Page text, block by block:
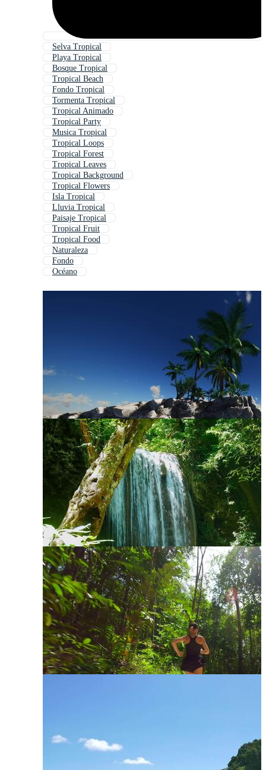
Selva Tropical
Playa Tropical
Bosque Tropical
Tropical Beach
Fondo Tropical
Tormenta Tropical
Tropical Animado
Tropical Party
Musica Tropical
Tropical Loops
Tropical Forest
Tropical Leaves
Tropical Background
Tropical Flowers
Isla Tropical
Lluvia Tropical
Paisaje Tropical
Tropical Fruit
Tropical Food
Naturaleza
Fondo
Océano